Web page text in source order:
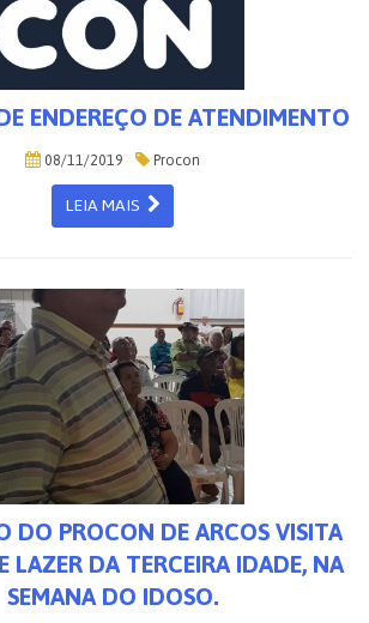
ENDEREÇO DE ATENDIMENTO
08/11/2019 Procon
LEIA MAIS
DO PROCON DE ARCOS VISITA
LAZER DA TERCEIRA IDADE, NA
SEMANA DO IDOSO.